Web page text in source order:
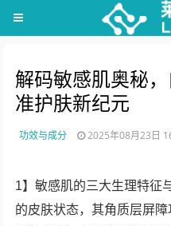
解码敏感肌奥秘
准护肤新纪元
功效与成分 2025年08月23日
1】敏感肌的三大生理特征
的皮肤状态，其角质层屏